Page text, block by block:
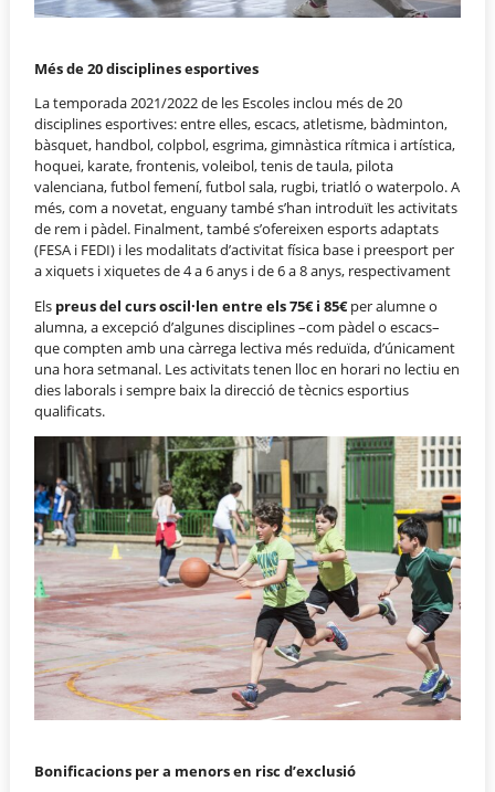
Més de 20 disciplines esportives
La temporada 2021/2022 de les Escoles inclou més de 20
disciplines esportives: entre elles, escacs, atletisme, bàdminton,
bàsquet, handbol, colpbol, esgrima, gimnàstica rítmica i artística,
hoquei, karate, frontenis, voleibol, tenis de taula, pilota
valenciana, futbol femení, futbol sala, rugbi, triatló o waterpolo. A
més, com a novetat, enguany també s’han introduït les activitats
de rem i pàdel. Finalment, també s’ofereixen esports adaptats
(FESA i FEDI) i les modalitats d’activitat física base i preesport per
a xiquets i xiquetes de 4 a 6 anys i de 6 a 8 anys, respectivament
Els preus del curs oscil·len entre els 75€ i 85€per alumne o
alumna, a excepció d’algunes disciplines –com pàdel o escacs–
que compten amb una càrrega lectiva més reduïda, d’únicament
una hora setmanal. Les activitats tenen lloc en horari no lectiu en
dies laborals i sempre baix la direcció de tècnics esportius
qualificats.
Bonificacions per a menors en risc d’exclusió